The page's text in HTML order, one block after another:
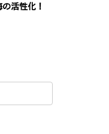
の活性化！